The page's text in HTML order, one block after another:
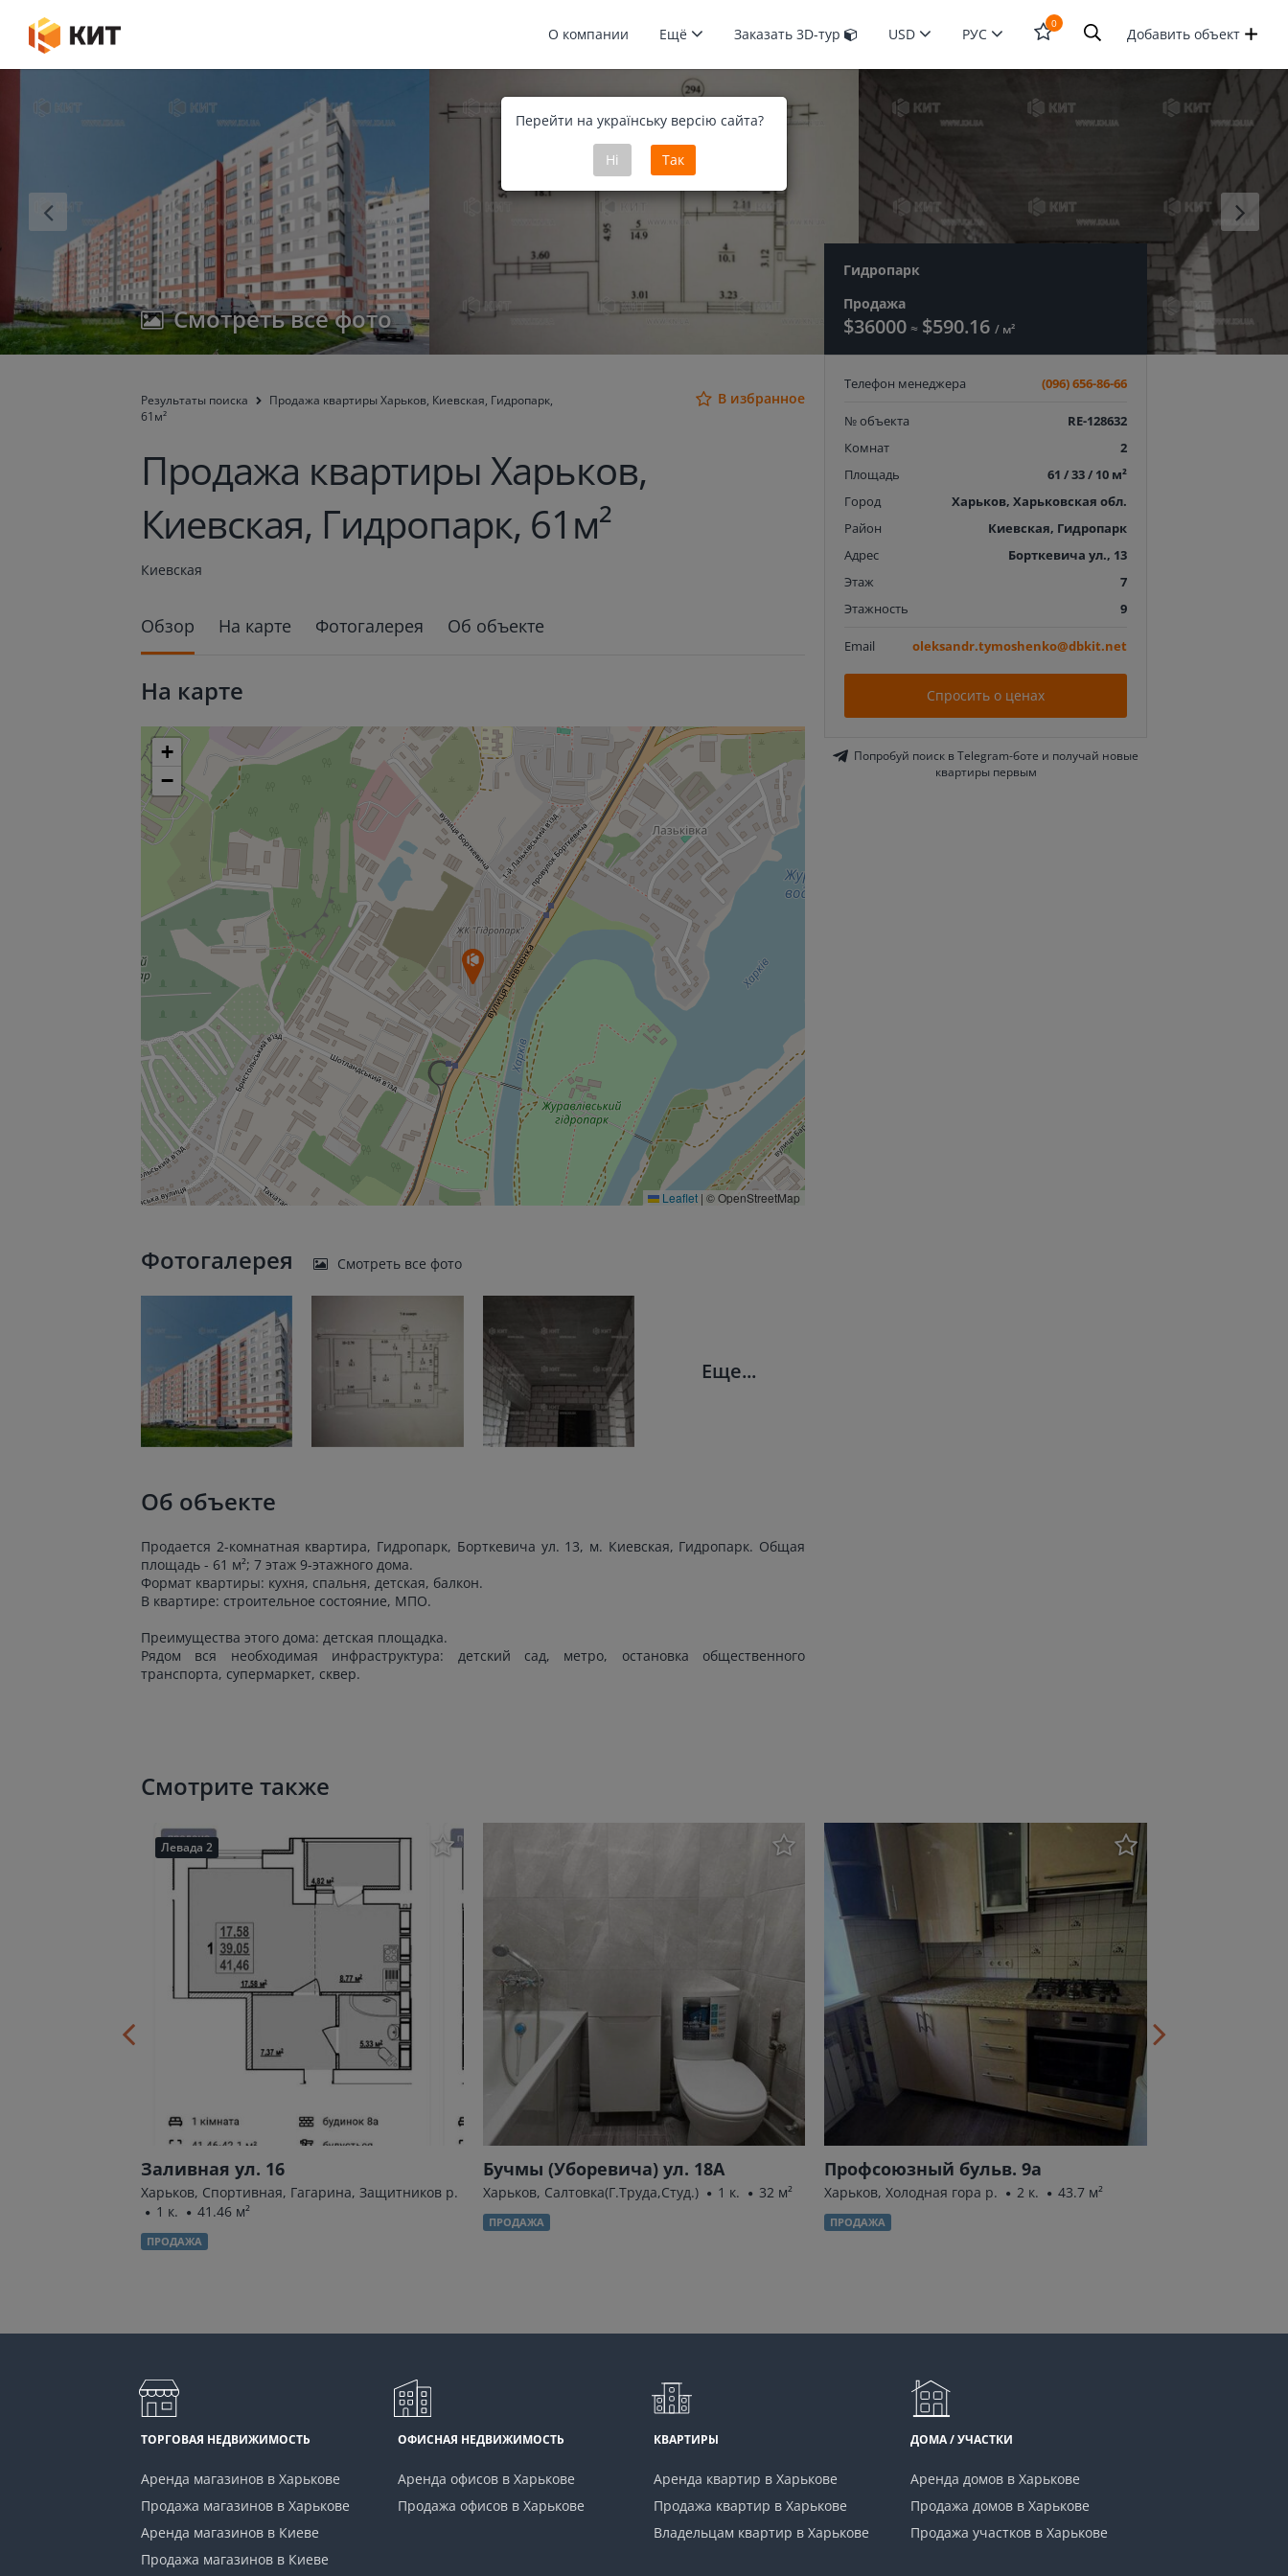
О компании Ещё Заказать 3D-тур USD РУС
0
ОткрытьДобавить объект
Перейти на українську версію сайта?
Ні Так
Смотреть все фото
Результаты поиска
Продажа квартиры Харьков, Киевская, Гидропарк,
61м²
В избранное
Продажа квартиры Харьков,
Киевская, Гидропарк, 61м²
Киевская
Гидропарк
Продажа
$36000 ≈ $590.16/ м²
Телефон менеджера (096) 656-86-66
№ объекта
RE-128632
Комнат
2
Площадь
61 / 33 / 10 м²
Город
Харьков, Харьковская обл.
Район
Киевская, Гидропарк
Адрес
Борткевича ул., 13
Этаж
7
Этажность
9
Email oleksandr.tymoshenko@dbkit.net
Спросить о ценах
Попробуй поиск в Telegram-боте и получай новые
квартиры первым
Обзор На карте Фотогалерея Об объекте
На карте
+
−
Leaflet | © OpenStreetMap
Фотогалерея Смотреть все фото
Еще...
Об объекте
Продается 2-комнатная квартира, Гидропарк, Борткевича ул. 13, м. Киевская, Гидропарк. Общая
площадь - 61 м²; 7 этаж 9-этажного дома.
Формат квартиры: кухня, спальня, детская, балкон.
В квартире: строительное состояние, МПО.
Преимущества этого дома: детская площадка.
Рядом вся необходимая инфраструктура: детский сад, метро, остановка общественного
транспорта, супермаркет, сквер.
Смотрите также
Левада 2
Заливная ул. 16
Харьков, Спортивная, Гагарина, Защитников р.
1 к.
41.46 м²
ПРОДАЖА
Бучмы (Уборевича) ул. 18А
Харьков, Салтовка(Г.Труда,Студ.) 1 к. 32 м²
ПРОДАЖА
Профсоюзный бульв. 9а
Харьков, Холодная гора р. 2 к. 43.7 м²
ПРОДАЖА
ТОРГОВАЯ НЕДВИЖИМОСТЬ
Аренда магазинов в Харькове
Продажа магазинов в Харькове
Аренда магазинов в Киеве
Продажа магазинов в Киеве
ОФИСНАЯ НЕДВИЖИМОСТЬ
Аренда офисов в Харькове
Продажа офисов в Харькове
КВАРТИРЫ
Аренда квартир в Харькове
Продажа квартир в Харькове
Владельцам квартир в Харькове
ДОМА / УЧАСТКИ
Аренда домов в Харькове
Продажа домов в Харькове
Продажа участков в Харькове